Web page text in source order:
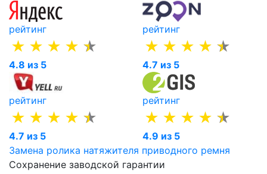
рейтинг
4.8 из 5
рейтинг
4.7 из 5
рейтинг
4.7 из 5
рейтинг
4.9 из 5
Замена ролика натяжителя приводного ремня
Сохранение заводской гарантии